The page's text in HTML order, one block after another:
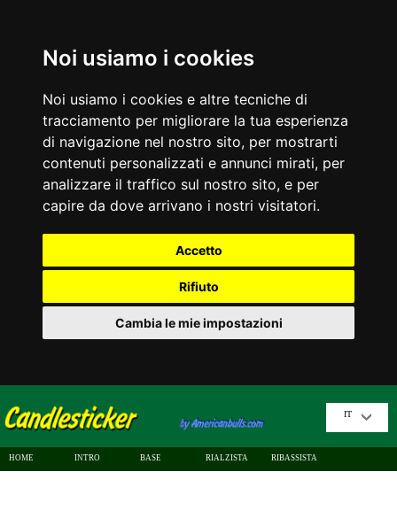
Noi usiamo i cookies
Noi usiamo i cookies e altre tecniche di
tracciamento per migliorare la tua esperienza
di navigazione nel nostro sito, per mostrarti
contenuti personalizzati e annunci mirati, per
analizzare il traffico sul nostro sito, e per
capire da dove arrivano i nostri visitatori.
Accetto
Rifiuto
Cambia le mie impostazioni
IT
HOME INTRO BASE RIALZISTA RIBASSISTA